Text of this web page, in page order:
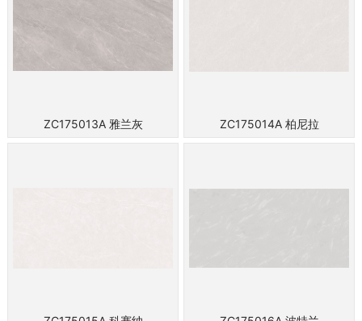
ZC175013A 雅兰灰 ZC175014A 柏尼拉